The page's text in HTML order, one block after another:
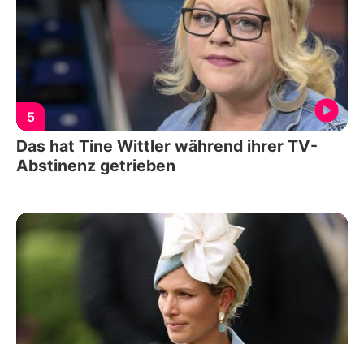
5
Das hat Tine Wittler während ihrer TV-
Abstinenz getrieben